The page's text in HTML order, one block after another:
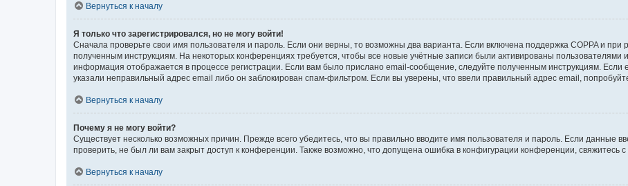
Вернуться к началу
Я только что зарегистрировался, но не могу войти!
Сначала проверьте свои имя пользователя и пароль. Если они верны, то возможны два варианта. Если включена поддержка COPPA и при
полученным инструкциям. На некоторых конференциях требуется, чтобы все новые учётные записи были активированы пользователями
информация отображается в процессе регистрации. Если вам было прислано email-сообщение, следуйте полученным инструкциям.
указали неправильный адрес email либо он заблокирован спам-фильтром. Если вы уверены, что ввели правильный адрес email,
Вернуться к началу
Почему я не могу войти?
Существует несколько возможных причин. Прежде всего убедитесь, что вы правильно вводите имя пользователя и пароль. Если данные
проверить, не был ли вам закрыт доступ к конференции. Также возможно, что допущена ошибка в конфигурации конференции, свяжитесь
Вернуться к началу